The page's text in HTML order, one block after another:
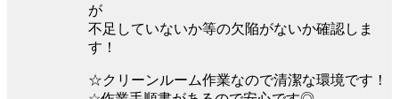
が
不足していないか等の欠陥がないか確認しま
す！
☆クリーンルーム作業なので清潔な環境です！